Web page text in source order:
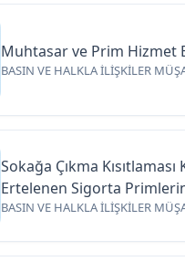
Muhtasar ve Prim Hizmet
BASIN VE HALKLA İLİŞKİLER
Sokağa Çıkma
Ertelenen Sigorta
BASIN VE HALKLA İLİŞKİLER